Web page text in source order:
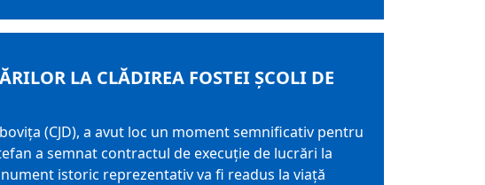
LA CLĂDIREA FOSTEI ȘCOLI DE
(CJD), a avut loc un moment semnificativ pentru
a semnat contractul de execuție de lucrări la
istoric reprezentativ va fi readus la viață